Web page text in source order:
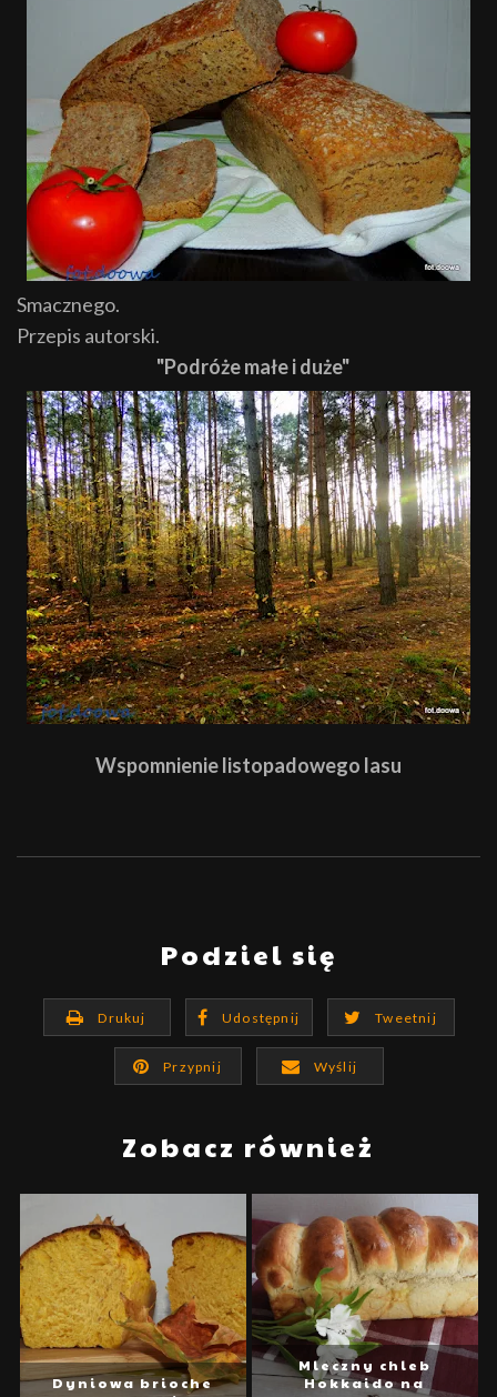
Smacznego.
Przepis autorski.
"Podróże małe i duże"
Wspomnienie listopadowego lasu
Podziel się
Drukuj Udostępnij Tweetnij
Przypnij Wyślij
Zobacz również
Dyniowa brioche
Mleczny chleb
Hokkaido na